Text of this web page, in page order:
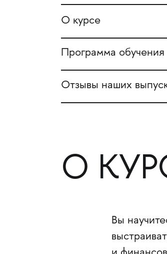
О курсе
Программа обучения
Отзывы наших
О
Вы